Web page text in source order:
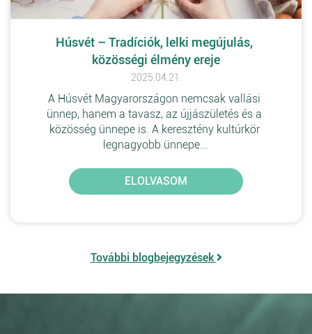
Húsvét – Tradíciók, lelki megújulás,
közösségi élmény ereje
2025.04.21.
A Húsvét Magyarországon nemcsak vallási
ünnep, hanem a tavasz, az újjászületés és a
közösség ünnepe is. A keresztény kultúrkör
legnagyobb ünnepe...
ELOLVASOM
További blogbejegyzések